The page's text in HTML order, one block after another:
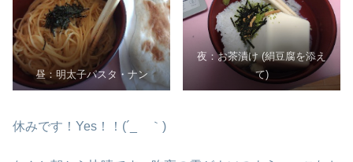
昼：明太子パスタ・ナン
夜：お茶漬け (絹豆腐を添え
て)
休みです！Yes！！(´_ゝ｀)